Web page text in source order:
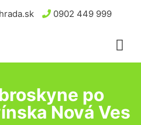
0902 449 999
po
Nová Ves